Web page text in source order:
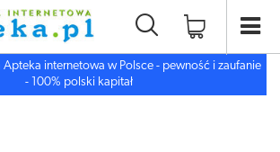
Apteka internetowa w Polsce - pewność i zaufanie
- 100% polski kapitał